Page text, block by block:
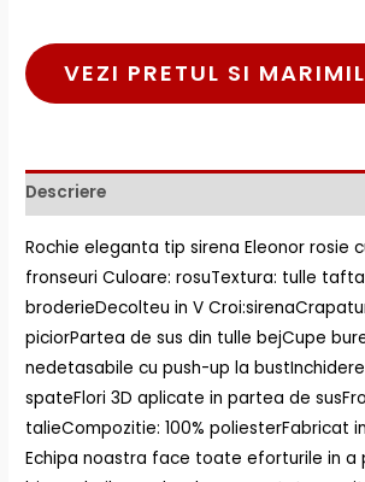
VEZI PRETUL SI
Descriere
Rochie eleganta tip sirena Eleonor rosie
fronseuri Culoare: rosuTextura: tulle tafta
broderieDecolteu in V
piciorPartea de sus din tulle bejCupe
nedetasabile cu push-up la
spateFlori 3D aplicate in partea de
talieCompozitie: 100% poliesterFabricat
Echipa noastra face toate eforturile in a